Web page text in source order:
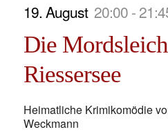
19. August 20:00 -
Die
Riessersee
Heimatliche Krimikomödie
Weckmann